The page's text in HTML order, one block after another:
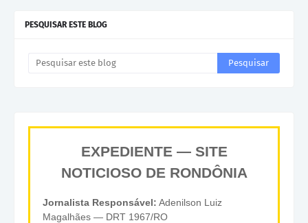
PESQUISAR ESTE BLOG
EXPEDIENTE — SITE
NOTICIOSO DE RONDÔNIA
Jornalista Responsável: Adenilson Luiz
Magalhães — DRT 1967/RO